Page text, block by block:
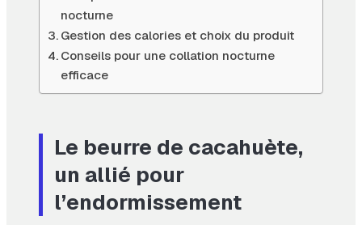
nocturne
Gestion des calories et choix du produit
Conseils pour une collation nocturne
efficace
Le beurre de cacahuète,
un allié pour
l’endormissement